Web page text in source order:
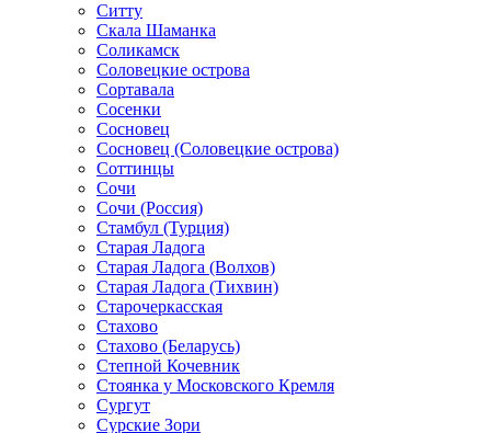
Ситту
Скала Шаманка
Соликамск
Соловецкие острова
Сортавала
Сосенки
Сосновец
Сосновец (Соловецкие острова)
Соттинцы
Сочи
Сочи (Россия)
Стамбул (Турция)
Старая Ладога
Старая Ладога (Волхов)
Старая Ладога (Тихвин)
Старочеркасская
Стахово
Стахово (Беларусь)
Степной Кочевник
Стоянка у Московского Кремля
Сургут
Сурские Зори